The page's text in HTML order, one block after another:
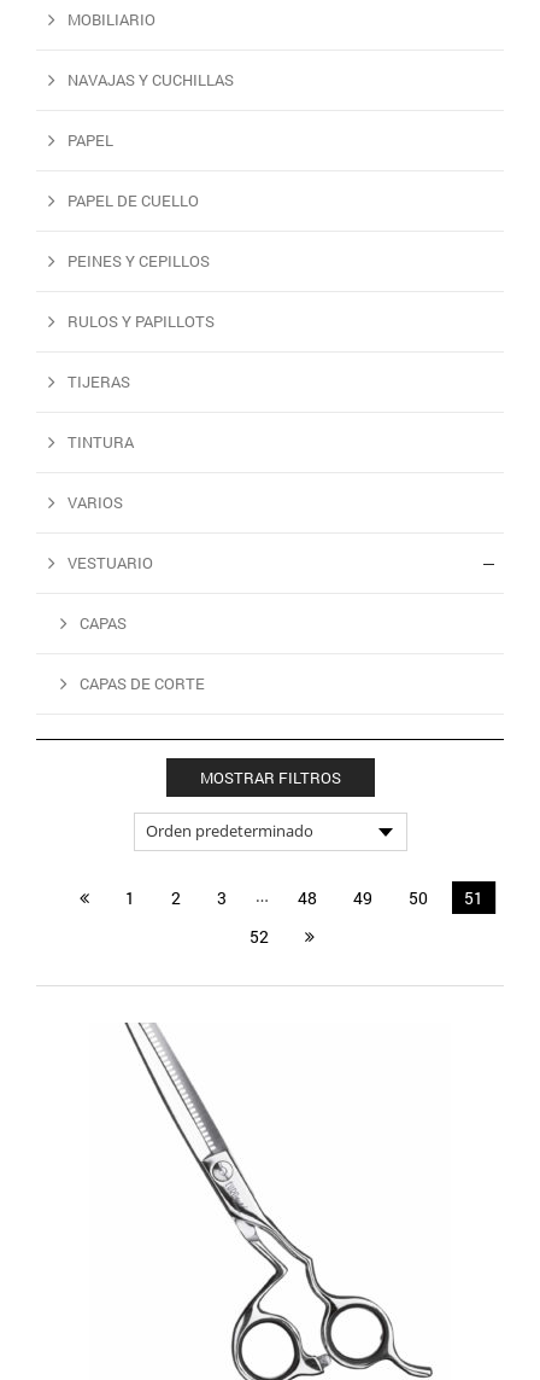
MOSTRAR FILTROS
1 2 3 … 48 49 50
51
52
MOBILIARIO
NAVAJAS Y CUCHILLAS
PAPEL
PAPEL DE CUELLO
PEINES Y CEPILLOS
RULOS Y PAPILLOTS
TIJERAS
TINTURA
VARIOS
VESTUARIO
CAPAS
CAPAS DE CORTE